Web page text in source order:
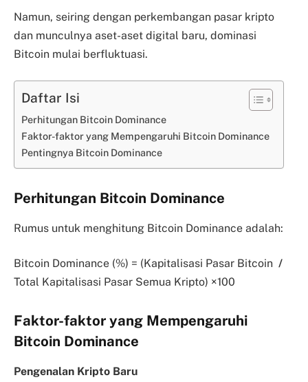
Namun, seiring dengan perkembangan pasar kripto
dan munculnya aset-aset digital baru, dominasi
Bitcoin mulai berfluktuasi.
Daftar Isi
Perhitungan Bitcoin Dominance
Faktor-faktor yang Mempengaruhi Bitcoin Dominance
Pentingnya Bitcoin Dominance
Perhitungan Bitcoin Dominance
Rumus untuk menghitung Bitcoin Dominance adalah:
Bitcoin Dominance (%) = (Kapitalisasi Pasar Bitcoin /
Total Kapitalisasi Pasar Semua Kripto​) ×100
Faktor-faktor yang Mempengaruhi
Bitcoin Dominance
Pengenalan Kripto Baru